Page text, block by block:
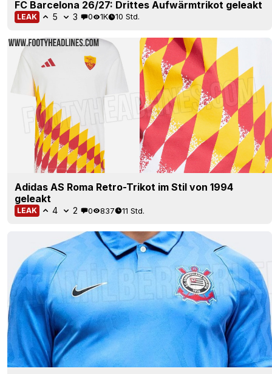
FC Barcelona 26/27: Drittes Aufwärmtrikot geleakt
LEAK 5 3 0 1K 10 Std.
Adidas AS Roma Retro-Trikot im Stil von 1994
geleakt
LEAK 4 2 0 837 11 Std.